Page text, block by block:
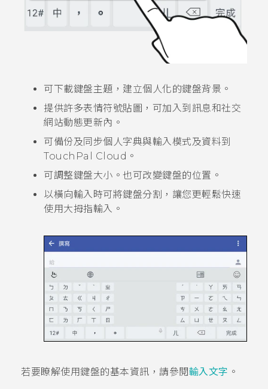
可下載鍵盤主題，建立個人化的鍵盤背景。
提供許多表情符號貼圖，可加入到訊息和社交
網站動態更新內。
可備份及同步個人字典與輸入模式及資料到
TouchPal
Cloud。
可調整鍵盤大小。也可改變鍵盤的位置。
以橫向輸入時可將鍵盤分割，讓您更輕鬆快速
使用大拇指輸入。
若要瞭解使用鍵盤的基本資訊，請參閱輸入文字 。